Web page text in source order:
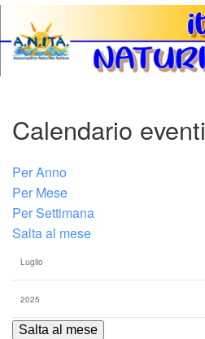
Calendario eventi
Per Anno
Per Mese
Per Settimana
Salta al mese
Salta al mese